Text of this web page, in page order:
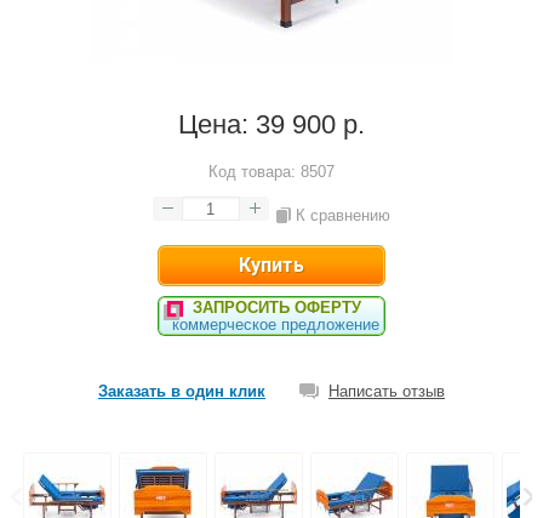
Цена: 39 900 р.
Код товара: 8507
К сравнению
ЗАПРОСИТЬ ОФЕРТУ
коммерческое предложение
Заказать в один клик Написать отзыв